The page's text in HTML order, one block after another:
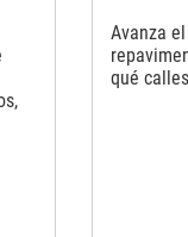
Avanza
qué